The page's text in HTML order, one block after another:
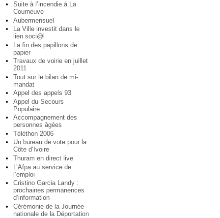
Suite à l’incendie à La
Courneuve
Aubermensuel
La Ville investit dans le
lien soci@l
La fin des papillons de
papier
Travaux de voirie en juillet
2011
Tout sur le bilan de mi-
mandat
Appel des appels 93
Appel du Secours
Populaire
Accompagnement des
personnes âgées
Téléthon 2006
Un bureau de vote pour la
Côte d’Ivoire
Thuram en direct live
L’Afpa au service de
l’emploi
Cristino Garcia Landy :
prochaines permanences
d’information
Cérémonie de la Journée
nationale de la Déportation